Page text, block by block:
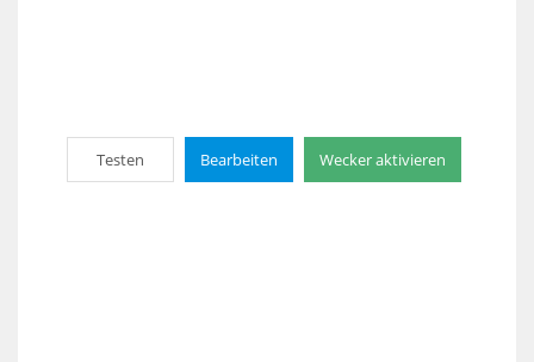
Testen Bearbeiten Wecker aktivieren